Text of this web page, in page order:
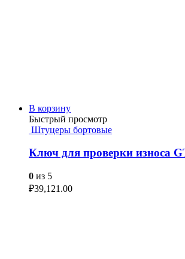
В корзину
Быстрый просмотр
Штуцеры бортовые
Ключ для проверки износа
0 из 5
₽39,121.00